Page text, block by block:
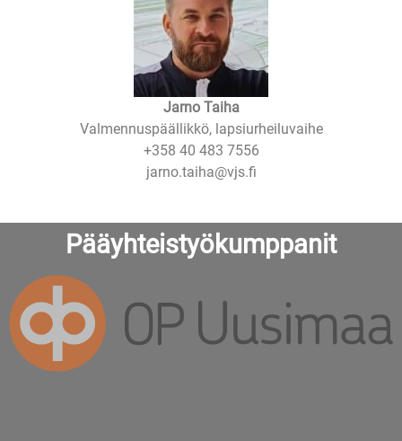
Jarno Taiha
Valmennuspäällikkö, lapsiurheiluvaihe
+358 40 483 7556
jarno.taiha@vjs.fi
Pääyhteistyökumppanit